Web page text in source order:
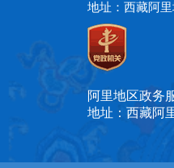
地址：西藏阿
阿里地区政务
地址：西藏阿